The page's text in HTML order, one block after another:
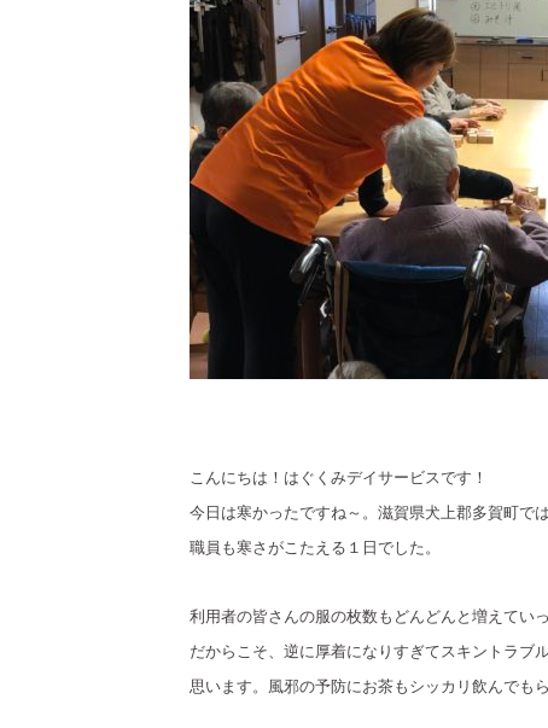
こんにちは！はぐくみデイサービスです！
今日は寒かったですね～。滋賀県犬上郡多賀町で
職員も寒さがこたえる１日でした。
利用者の皆さんの服の枚数もどんどんと増えていっ
だからこそ、逆に厚着になりすぎてスキントラブ
思います。風邪の予防にお茶もシッカリ飲んでも